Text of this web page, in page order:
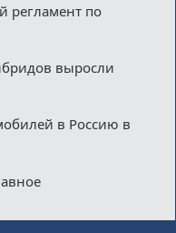
регламент по
выросли
в Россию в